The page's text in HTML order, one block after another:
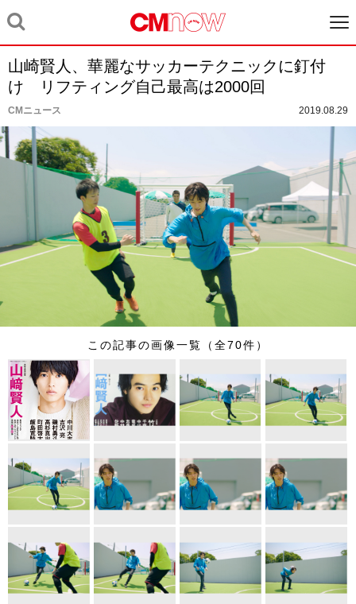
山崎賢人、華麗なサッカーテクニックに釘付
け リフティング自己最高は2000回
CMニュース 2019.08.29
この記事の画像一覧（全70件）